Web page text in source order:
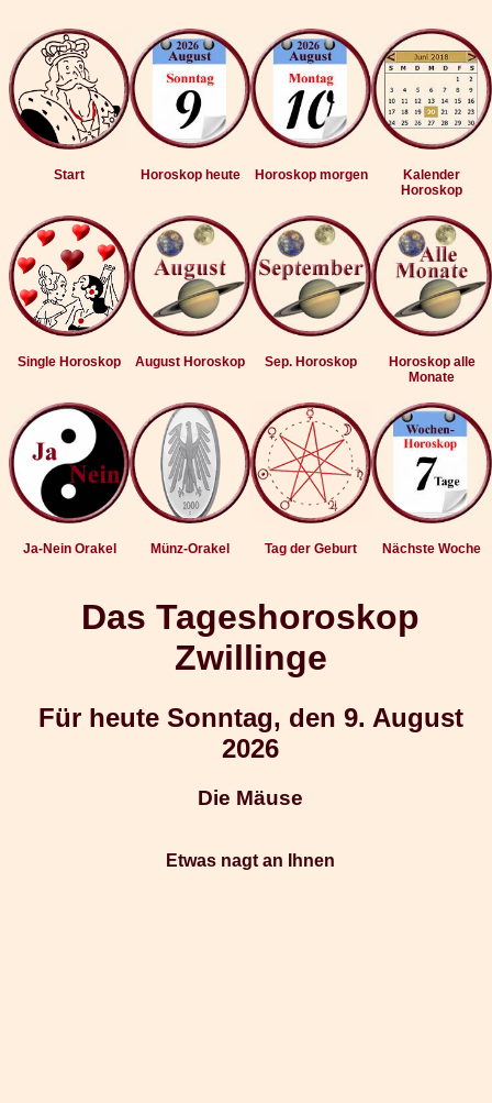
Start Horoskop heute Horoskop morgen
Kalender
Horoskop
Single Horoskop August Horoskop Sep. Horoskop
Horoskop alle
Monate
Ja-Nein Orakel Münz-Orakel Tag der Geburt Nächste Woche
Das Tageshoroskop
Zwillinge
Für heute Sonntag, den 9. August
2026
Die Mäuse
Etwas nagt an Ihnen